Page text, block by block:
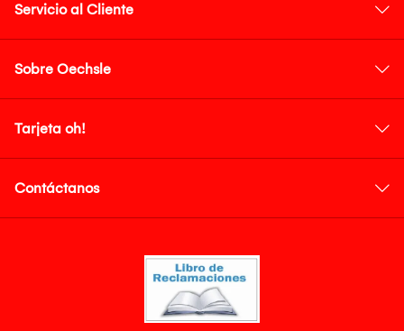
Servicio al Cliente
Sobre Oechsle
Tarjeta oh!
Contáctanos